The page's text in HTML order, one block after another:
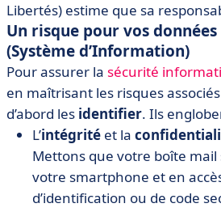
Libertés) estime que sa
Un risque pour vos
(Système d’Information)
Pour assurer la sécurité
en maîtrisant les risques
d’abord les identifier. Ils
L’intégrité et la
Mettons que votre boîte
votre smartphone et en
d’identification ou de code